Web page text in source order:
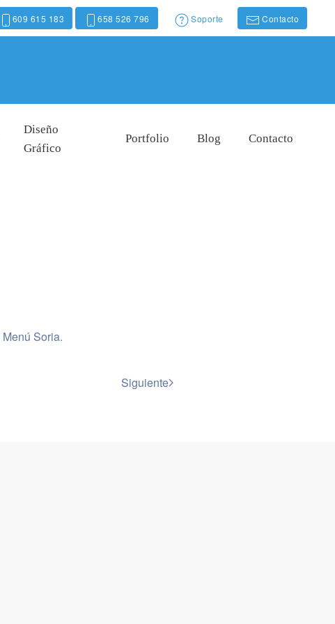
609 615 183 658 526 796 Soporte Contacto
Diseño
Gráfico
Portfolio Blog Contacto
Menú Soria.
Siguiente